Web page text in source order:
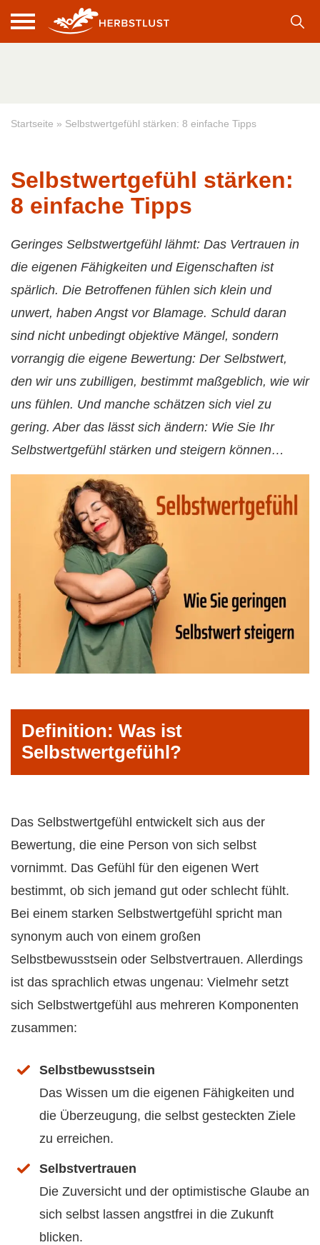
Startseite » Selbstwertgefühl stärken: 8 einfache Tipps
Selbstwertgefühl stärken:
8 einfache Tipps
Geringes Selbstwertgefühl lähmt: Das Vertrauen in
die eigenen Fähigkeiten und Eigenschaften ist
spärlich. Die Betroffenen fühlen sich klein und
unwert, haben Angst vor Blamage. Schuld daran
sind nicht unbedingt objektive Mängel, sondern
vorrangig die eigene Bewertung: Der Selbstwert,
den wir uns zubilligen, bestimmt maßgeblich, wie wir
uns fühlen. Und manche schätzen sich viel zu
gering. Aber das lässt sich ändern: Wie Sie Ihr
Selbstwertgefühl stärken und steigern können…
Definition: Was ist
Selbstwertgefühl?
Das Selbstwertgefühl entwickelt sich aus der
Bewertung, die eine Person von sich selbst
vornimmt. Das Gefühl für den eigenen Wert
bestimmt, ob sich jemand gut oder schlecht fühlt.
Bei einem starken Selbstwertgefühl spricht man
synonym auch von einem großen
Selbstbewusstsein oder Selbstvertrauen. Allerdings
ist das sprachlich etwas ungenau: Vielmehr setzt
sich Selbstwertgefühl aus mehreren Komponenten
zusammen:
Selbstbewusstsein
Das Wissen um die eigenen Fähigkeiten und
die Überzeugung, die selbst gesteckten Ziele
zu erreichen.
Selbstvertrauen
Die Zuversicht und der optimistische Glaube an
sich selbst lassen angstfrei in die Zukunft
blicken.